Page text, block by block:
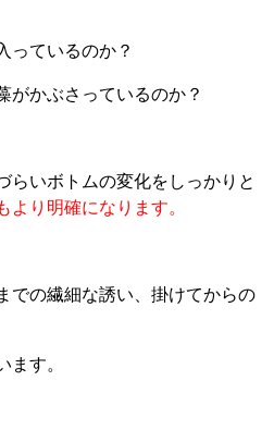
っているのか？
がかぶさっているのか？
らいボトムの変化をしっかりと
より明確になります。
での繊細な誘い、掛けてからの
ます。